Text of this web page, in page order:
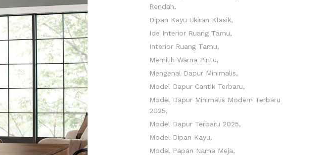
Rendah
Dipan Kayu Ukiran Klasik
Ide Interior Ruang Tamu
Interior Ruang Tamu
Memilih Warna Pintu
Mengenal Dapur Minimalis
Model Dapur Cantik Terbaru
Model Dapur Minimalis Modern Terbaru
2025
Model Dapur Terbaru 2025
Model Dipan Kayu
Model Papan Nama Meja